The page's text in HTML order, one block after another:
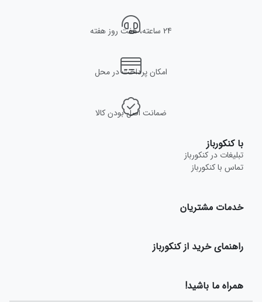
24 ساعته، هفت روز هفته
امکان پرداخت در محل
ضمانت اصل بودن کالا
با کنکورباز
تبلیغات در کنکورباز
تماس با کنکورباز
خدمات مشتریان
راهنمای خرید از کنکورباز
همراه ما باشید!